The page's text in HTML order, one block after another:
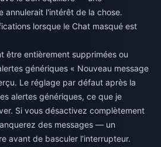
annulerait l'intérêt de la chose.
lorsque le Chat masqué est
être entièrement supprimées ou
génériques « Nouveau message
Le réglage par défaut après la
alertes génériques, ce que je
Si vous désactivez complètement
des messages — un
avant de basculer l'interrupteur.